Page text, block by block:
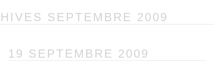
SEPTEMBRE 2009
19 SEPTEMBRE 2009